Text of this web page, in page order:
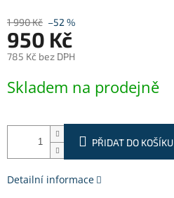
1 990 Kč –52 %
950 Kč
785 Kč bez DPH
cena:
Skladem na prodejně
PŘIDAT DO KOŠÍKU
Detailní informace